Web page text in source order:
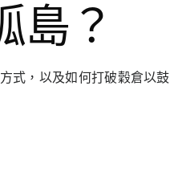
島？
式，以及如何打破穀倉以鼓